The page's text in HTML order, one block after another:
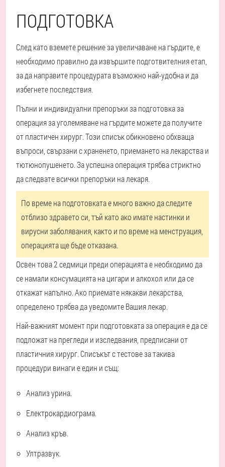
ПОДГОТОВКА
След като вземете решение за увеличаване на гърдите, е
необходимо правилно да извършите подготвителния етап,
за да направите процедурата възможно най-удобна и да
избегнете последствия.
Пълни и индивидуални препоръки за подготовка за
операция за уголемяване на гърдите можете да получите
от пластичен хирург. Този списък обикновено обхваща
въпроси, свързани с храненето, приемането на лекарства и
тютюнопушенето. За успешна операция трябва стриктно
да следвате всички препоръки на лекаря.
По време на подготовката е много важно да следите
отблизо здравето си, тъй като ако имате настинки и
вирусни заболявания, както и по време на менструация,
операцията ще бъде отказана.
Освен това 2 седмици преди операцията е необходимо да
се намали консумацията на цигари и алкохол или да се
откажат напълно. Ако приемате някакви лекарства,
определено трябва да уведомите Вашия лекар.
Най-важният момент при подготовката за операция е да се
подложат на прегледи и изследвания, предписани от
пластичния хирург. Списъкът с тестове за такива
процедури винаги е един и същ:
Анализурина.
Електрокардиограма.
Анализ кръв.
Ултразвук.